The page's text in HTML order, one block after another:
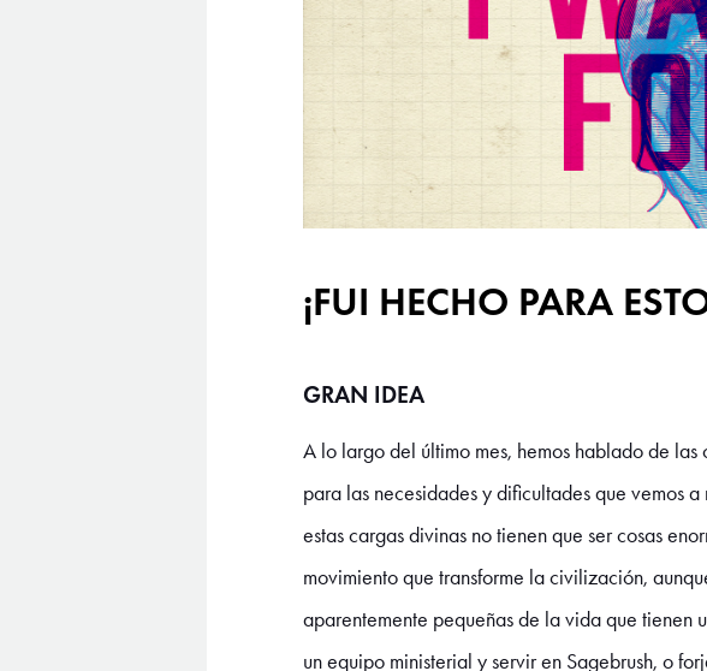
¡FUI HECHO PARA
GRAN IDEA
A lo largo del último mes, hemos hablado de las
para las necesidades y dificultades que vemos
estas cargas divinas no tienen que ser cosas
movimiento que transforme la civilización,
aparentemente pequeñas de la vida que tienen
un equipo ministerial y servir en Sagebrush, o